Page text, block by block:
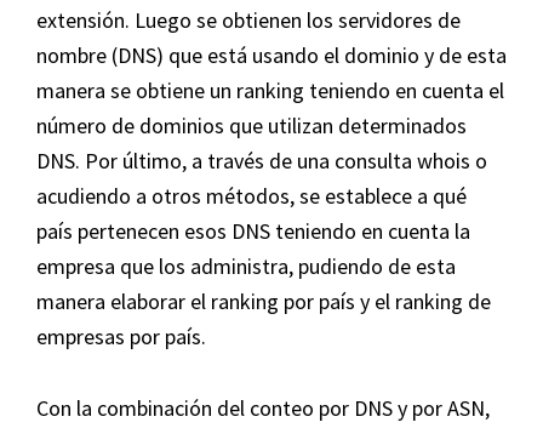
extensión. Luego se obtienen los servidores de
nombre (DNS) que está usando el dominio y de esta
manera se obtiene un ranking teniendo en cuenta el
número de dominios que utilizan determinados
DNS. Por último, a través de una consulta whois o
acudiendo a otros métodos, se establece a qué
país pertenecen esos DNS teniendo en cuenta la
empresa que los administra, pudiendo de esta
manera elaborar el ranking por país y el ranking de
empresas por país.
Con la combinación del conteo por DNS y por ASN,